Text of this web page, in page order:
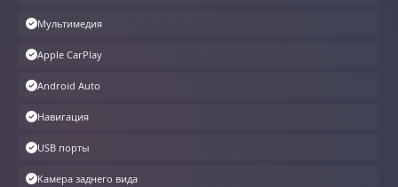
Мультимедия
Apple CarPlay
Android Auto
Навигация
USB порты
Камера заднего вида